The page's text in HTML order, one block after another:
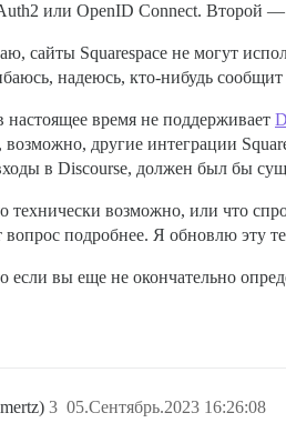
или OpenID Connect. Второй —
сайты Squarespace не могут
надеюсь, кто-нибудь сообщит
настоящее время не поддерживает
возможно, другие интеграции
в Discourse, должен был бы
технически возможно, или что
вопрос подробнее. Я обновлю эту
если вы еще не окончательно
05.Сентябрь.2023 16:26:08
3